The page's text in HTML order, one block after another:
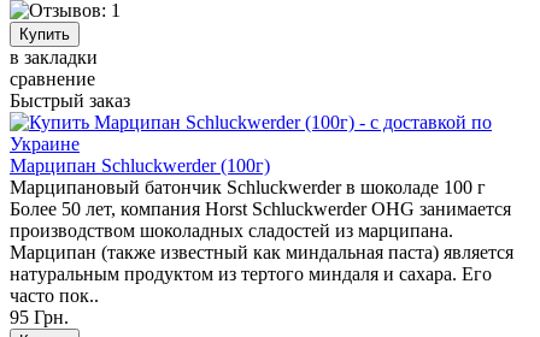
в закладки
сравнение
Быстрый заказ
Марципан Schluckwerder (100г)
Марципановый батончик Schluckwerder в шоколаде 100 г
Более 50 лет, компания Horst Schluckwerder OHG занимается
производством шоколадных сладостей из марципана.
Марципан (также известный как миндальная паста) является
натуральным продуктом из тертого миндаля и сахара. Его
часто пок..
95 Грн.